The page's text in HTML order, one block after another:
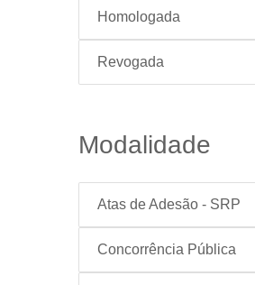
Homologada
Revogada
Modalidade
Atas de Adesão - SRP
Concorrência Pública